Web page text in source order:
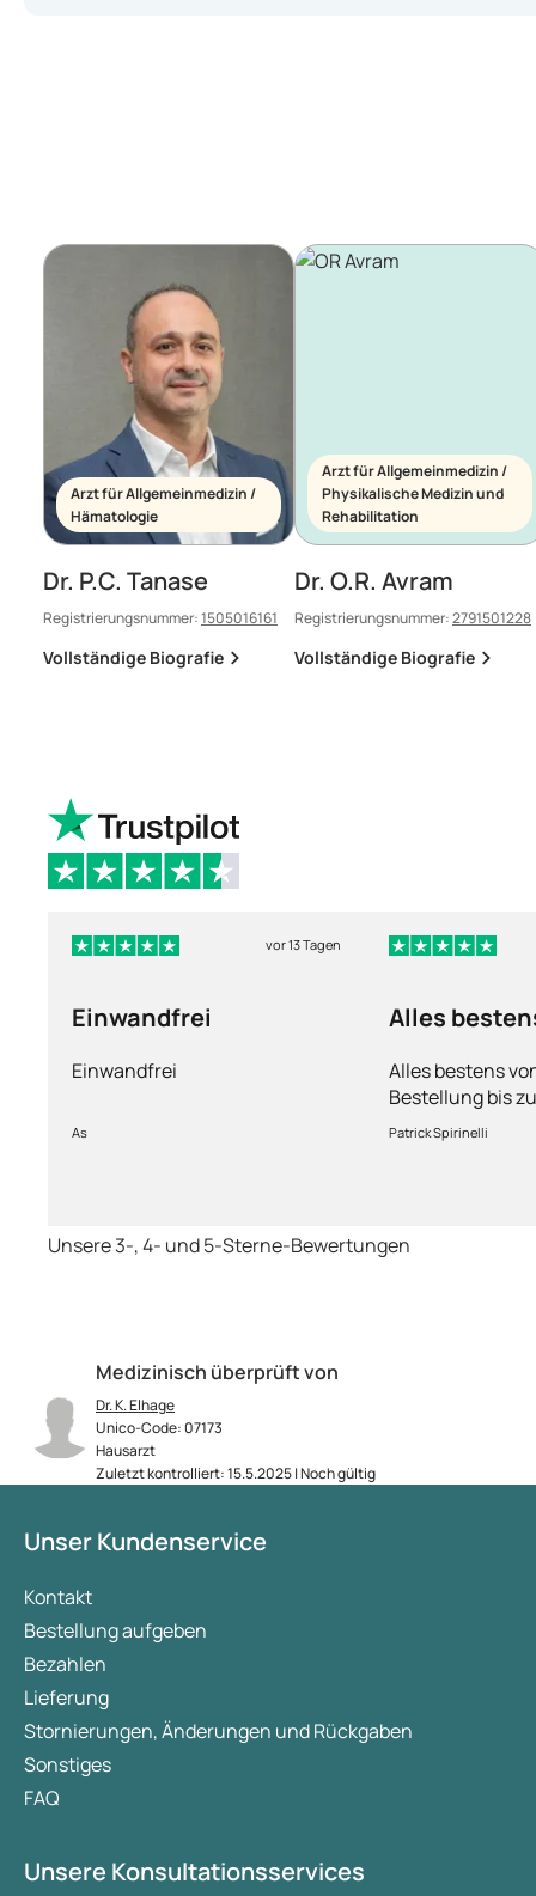
Medizinisch überprüft von
Dr. K. Elhage
Unico-Code: 07173
Hausarzt
Zuletzt kontrolliert: 15.5.2025 | Noch gültig
Arzt für Allgemeinmedizin /
Hämatologie
Dr. P.C. Tanase
Registrierungsnummer:1505016161
Vollständige Biografie
Arzt für Allgemeinmedizin /
Physikalische Medizin und
Rehabilitation
Dr. O.R. Avram
Registrierungsnummer:2791501228
Vollständige Biografie
vor 13 Tagen
Einwandfrei
Einwandfrei
As
Alles
Alles bestens
Bestellung bis
Ware sorgfältig
schnelle
Patrick Spirinelli
Unsere 3-, 4- und 5-Sterne-Bewertungen
Unser Kundenservice
Kontakt
Bestellung aufgeben
Bezahlen
Lieferung
Stornierungen, Änderungen und Rückgaben
Sonstiges
FAQ
Unsere Konsultationsservices